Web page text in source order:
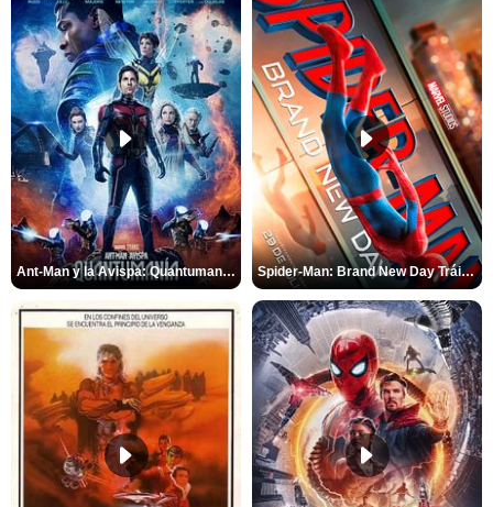
Ant-Man y la Avispa: Quantumanía Tráiler (2) Spider-Man: Brand New Day Tráiler (3)